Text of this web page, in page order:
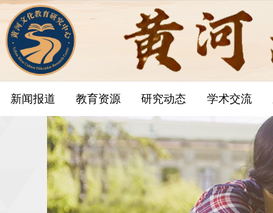
新闻报道 教育资源 研究动态 学术交流